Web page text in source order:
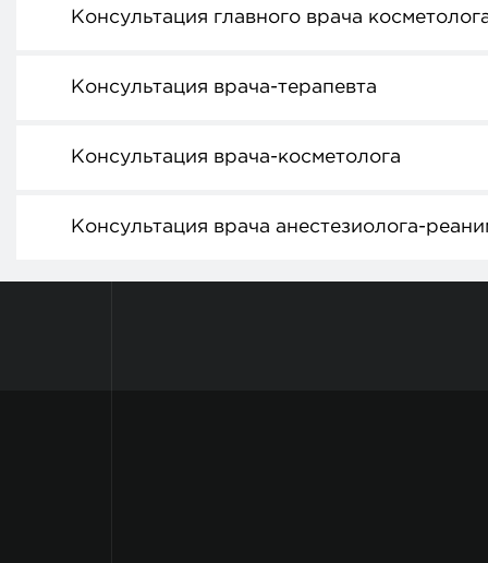
Консультация главного врача
Консультация врача-терапевта
Консультация врача-косметолога
Консультация врача анестезиолога-